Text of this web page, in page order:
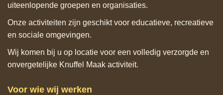
uiteenlopende groepen en organisaties.
Onze activiteiten zijn geschikt voor educatieve, recreatieve
en sociale omgevingen.
Wij komen bij u op locatie voor een volledig verzorgde en
onvergetelijke Knuffel Maak activiteit.
Voor wie wij werken